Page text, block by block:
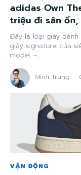
adidas Own
triệu đi sân
Đây là loại giày
giày signature của
model –...
Minh Trung -
VẬN ĐỘNG